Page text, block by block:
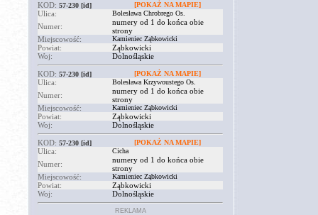
KOD: 57-230 [id] [POKAŻ NA MAPIE]
Ulica: Bolesława Chrobrego Os.
Numer:
numery od 1 do końca obie
strony
Miejscowość:
Kamieniec Ząbkowicki
Powiat:
Ząbkowicki
Woj:
Dolnośląskie
KOD: 57-230 [id] [POKAŻ NA MAPIE]
Ulica: Bolesława Krzywoustego Os.
Numer:
numery od 1 do końca obie
strony
Miejscowość:
Kamieniec Ząbkowicki
Powiat:
Ząbkowicki
Woj:
Dolnośląskie
KOD: 57-230 [id] [POKAŻ NA MAPIE]
Ulica: Cicha
Numer:
numery od 1 do końca obie
strony
Miejscowość:
Kamieniec Ząbkowicki
Powiat:
Ząbkowicki
Woj:
Dolnośląskie
REKLAMA